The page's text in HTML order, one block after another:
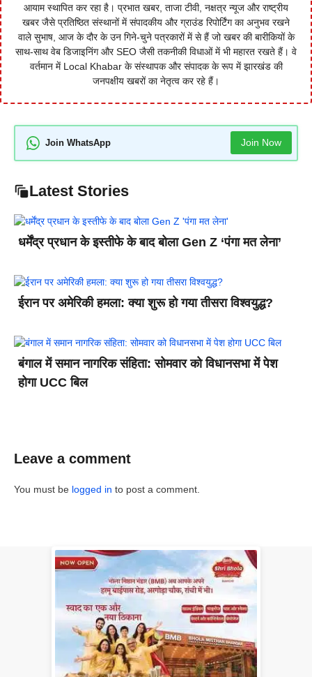
आयाम स्थापित कर रहा है। प्रभात खबर, ताजा टीवी, नक्षत्र न्यूज और राष्ट्रीय
खबर जैसे प्रतिष्ठित संस्थानों में संपादकीय और ग्राउंड रिपोर्टिंग का अनुभव रखने
वाले सुभाष, आज के दौर के उन गिने-चुने पत्रकारों में से हैं जो खबर की बारीकियों के
साथ-साथ वेब डिजाइनिंग और SEO जैसी तकनीकी विधाओं में भी महारत रखते हैं। वे
वर्तमान में Local Khabar के संस्थापक और संपादक के रूप में झारखंड की
जनपक्षीय खबरों का नेतृत्व कर रहे हैं।
Join WhatsApp Join Now
Latest Stories
धर्मेंद्र प्रधान के इस्तीफे के बाद बोला Gen Z ‘पंगा मत लेना’
ईरान पर अमेरिकी हमला: क्या शुरू हो गया तीसरा विश्वयुद्ध?
बंगाल में समान नागरिक संहिता: सोमवार को विधानसभा में पेश
होगा UCC बिल
Leave a comment
You must be logged in to post a comment.